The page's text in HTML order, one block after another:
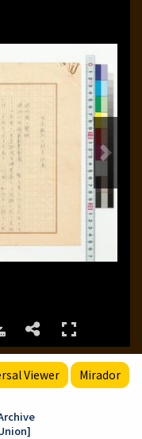
Viewer Mirador